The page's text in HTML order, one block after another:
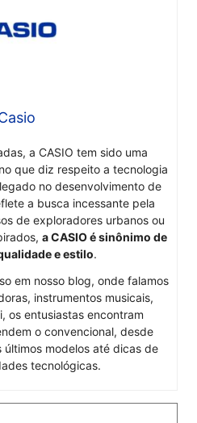
a CASIO tem sido uma
que diz respeito a tecnologia
no desenvolvimento de
a busca incessante pela
de exploradores urbanos ou
a CASIO é sinônimo de
e estilo.
em nosso blog, onde falamos
instrumentos musicais,
os entusiastas encontram
o convencional, desde
modelos até dicas de
tecnológicas.